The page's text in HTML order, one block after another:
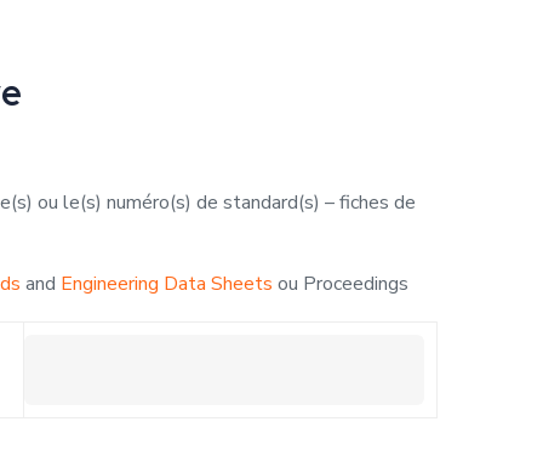
ou le(s) numéro(s) de standard(s) – fiches de
and Engineering Data Sheets ou Proceedings